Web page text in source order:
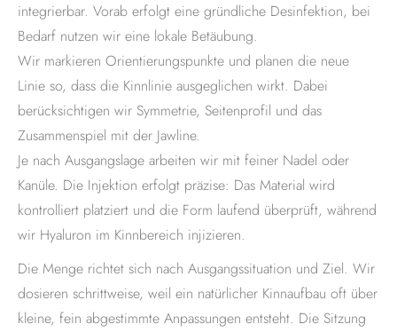
integrierbar. Vorab erfolgt eine gründliche Desinfektion, bei
Bedarf nutzen wir eine lokale Betäubung.
Wir markieren Orientierungspunkte und planen die neue
Linie so, dass die Kinnlinie ausgeglichen wirkt. Dabei
berücksichtigen wir Symmetrie, Seitenprofil und das
Zusammenspiel mit der Jawline.
Je nach Ausgangslage arbeiten wir mit feiner Nadel oder
Kanüle. Die Injektion erfolgt präzise: Das Material wird
kontrolliert platziert und die Form laufend überprüft, während
wir Hyaluron im Kinnbereich injizieren.
Die Menge richtet sich nach Ausgangssituation und Ziel. Wir
dosieren schrittweise, weil ein natürlicher Kinnaufbau oft über
kleine, fein abgestimmte Anpassungen entsteht. Die Sitzung